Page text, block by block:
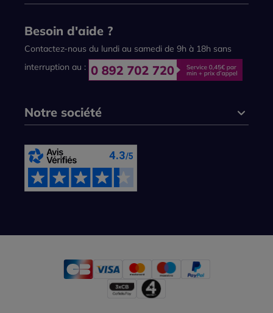
Besoin d'aide ?
Contactez-nous du lundi au samedi de 9h à 18h sans
interruption au :
Notre société